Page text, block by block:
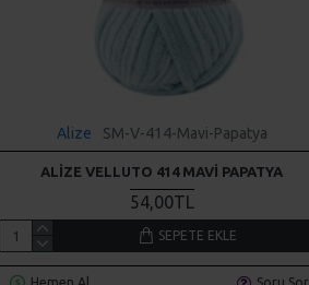
Alize SM-V-414-Mavi-Papatya
ALIZE VELLUTO 414 MAVI PAPATYA
54,00TL
SEPETE EKLE